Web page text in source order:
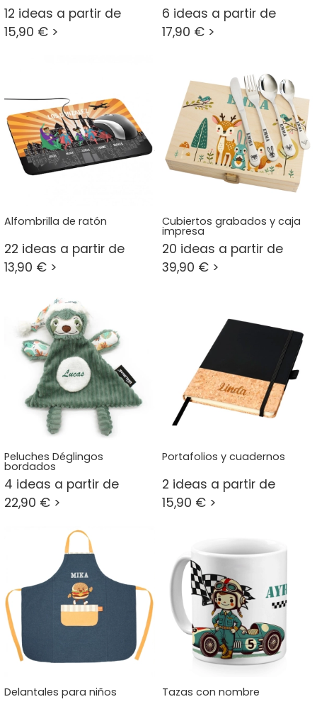
12 ideas a partir de
15,90 € >
6 ideas a partir de
17,90 € >
Alfombrilla de ratón
22 ideas a partir de
13,90 € >
Cubiertos grabados y caja
impresa
20 ideas a partir de
39,90 € >
Peluches Déglingos
bordados
4 ideas a partir de
22,90 € >
Portafolios y cuadernos
2 ideas a partir de
15,90 € >
Delantales para niños Tazas con nombre